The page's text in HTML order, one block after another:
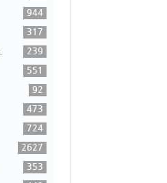
944
317
239
551
92
473
724
2627
353